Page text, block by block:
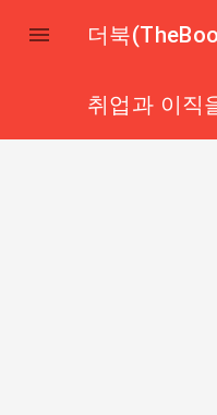
 더북
취업과 이직